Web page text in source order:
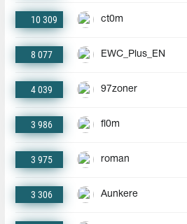
10 309 ct0m
8 077 EWC_Plus_EN
4 039 97zoner
3 986 fl0m
3 975 roman
3 306 Aunkere